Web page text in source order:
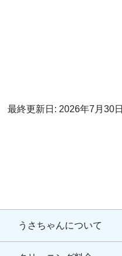
最終更新日: 2026年7月30日
うさちゃんについて